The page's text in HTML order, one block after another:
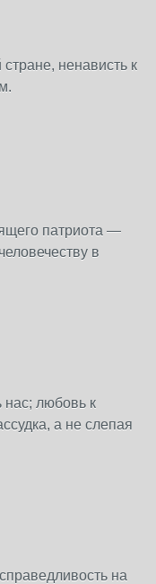
ненависть к
патриота —
в
нас; любовь к
а не слепая
на